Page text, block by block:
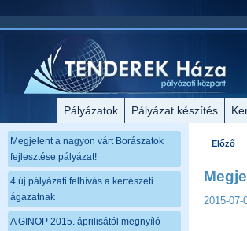
Pályázatok Pályázat készítés
Megjelent a nagyon várt Borászatok
fejlesztése pályázat!
4 új pályázati felhívás a kertészeti
ágazatnak
A GINOP 2015. áprilisától megnyíló
Előző
2015-07-